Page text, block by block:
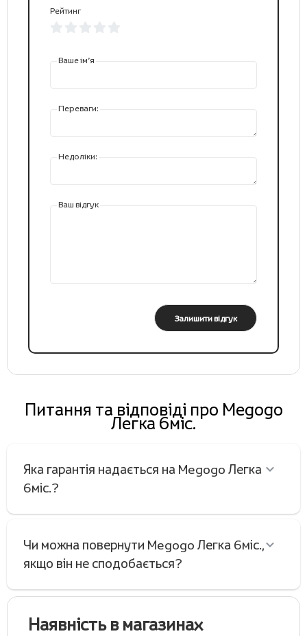
Рейтинг
Ваше ім’я
Переваги:
Недоліки:
Ваш відгук
Залишити відгук
Питання та відповіді про Megogo
Легка 6міс.
Яка гарантія надається на Megogo Легка
6міс.?
Чи можна повернути Megogo Легка 6міс.,
якщо він не сподобається?
Наявність в магазинах